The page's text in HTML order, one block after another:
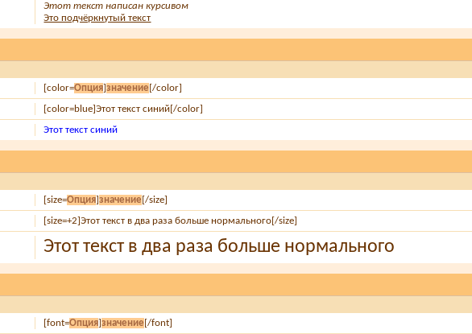
Этот текст написан курсивом
Это подчёркнутый текст
[color=Опция]значение [/color]
[color=blue]Этот текст синий[/color]
Этот текст синий
[size=Опция]значение [/size]
[size=+2]Этот текст в два раза больше нормального[/size]
Этот текст в два раза больше нормального
[font=Опция]значение [/font]